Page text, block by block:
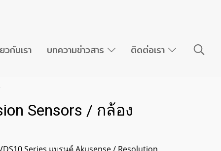
วกับเรา บทความข่าวสาร ติดต่อเรา
Sensors / กล้อง